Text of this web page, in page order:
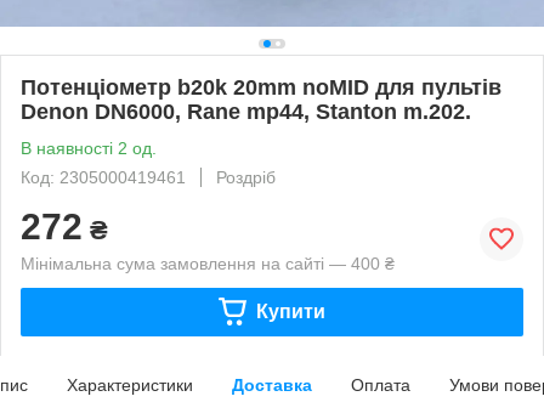
Потенціометр b20k 20mm noMID для пультів
Denon DN6000, Rane mp44, Stanton m.202.
В наявності 2 од.
Код: 2305000419461
Роздріб
272 ₴
Мінімальна сума замовлення на сайті — 400 ₴
Купити
Характеристики Доставка Оплата Умови